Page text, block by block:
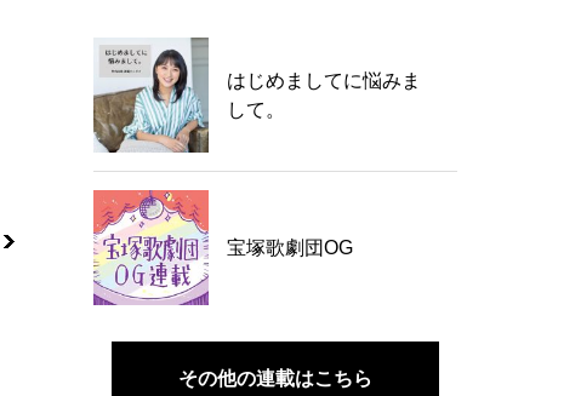
はじめましてに悩みま
して。
宝塚歌劇団OG
その他の連載はこちら